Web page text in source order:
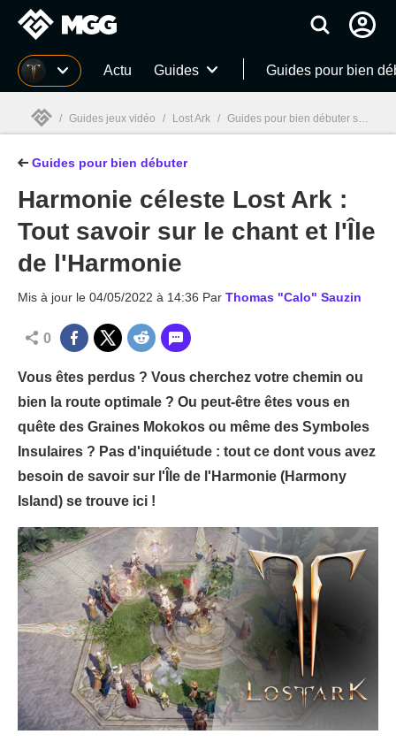
MGG Actu Guides Guides pour bien
MGG
/ Guides jeux vidéo / Lost Ark / Guides pour bien débuter sur Lost Ark
Guides pour bien débuter
Harmonie céleste Lost Ark :
Tout savoir sur le chant et l'Île
de l'Harmonie
Mis à jour le 04/05/2022 à 14:36 Par Thomas "Calo" Sauzin
0
Vous êtes perdus ? Vous cherchez votre chemin ou
bien la route optimale ? Ou peut-être êtes vous en
quête des Graines Mokokos ou même des Symboles
Insulaires ? Pas d'inquiétude : tout ce dont vous avez
besoin de savoir sur l'Île de l'Harmonie (Harmony
Island) se trouve ici !